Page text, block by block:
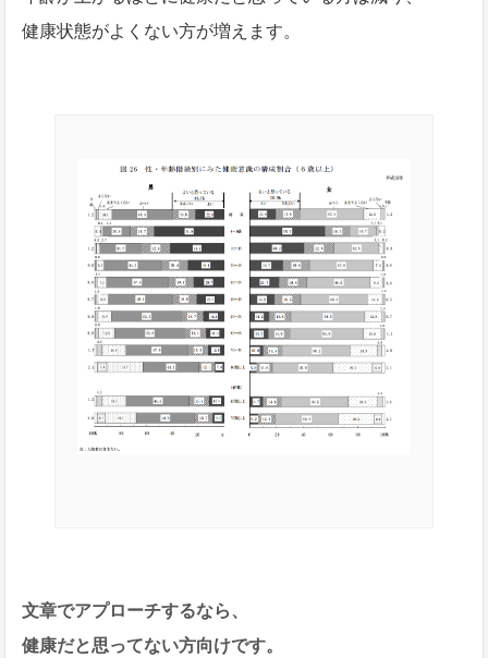
健康状態がよくない方が増えます。
文章でアプローチするなら、
健康だと思ってない方向けです。